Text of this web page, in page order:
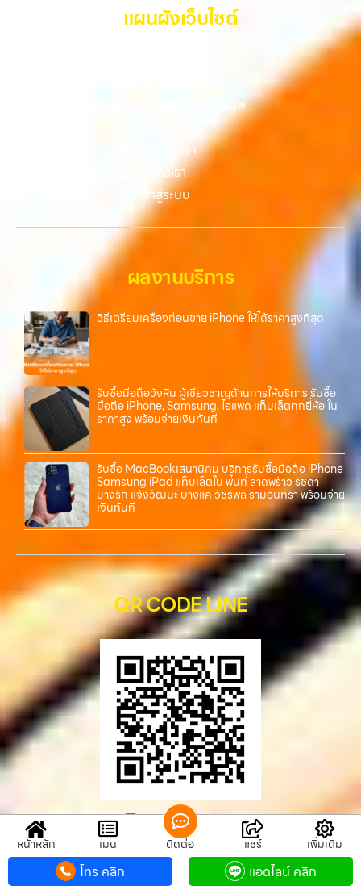
Samsung ทุกรุ่น, iPad และแท็บเล็ตทุกแบรนด์ เรารับถึงแม้จะอยู่ในสภาพ
ใช้งานแล้ว ตกแต่งแล้ว หรือมีรอยบ้าง เพราะมูลค่าของเครื่องไม่ได้ขึ้นอยู่แค่
ยี่ห้อ แต่ขึ้นอยู่กับสภาพจริง ความครบชุด และความสะดวกในการขายของ
คุณ เราจึงตั้งใจให้บริการในเขต ลาดพร้าว, รัชดา, บางรัก, แจ้งวัฒนะ,
บางแค, วัชรพล, รามอินทรา, บางนา, บางพลี, เกษตรนวมินทร์, เสนานิคม,
วังหิน อย่างเต็มที่ ไม่ว่าคุณจะค้นหาคำว่า “รับซื้อมือถือใกล้ฉัน”, “รับซื้อ
โทรศัพท์มือสองกรุงเทพ”, “ขาย iPad ได้ราคา”, “รับซื้อแท็บเล็ต กรุงเทพ
ถึงที่”, หรือ “รับซื้อ Samsung มือสอง ราคาสูง” — ที่นี่คือคำตอบ เพราะ
บริการของเรามุ่งตรงให้คุณได้รับราคาและความสะดวกสบายที่เหนือกว่า
เลือกเราแล้วคุณจะได้บริการที่คุณไว้วางใจ พร้อมทีมงานที่พร้อมอำนวย
ความสะดวก นัดรับถึงที่ ตรวจสภาพอย่างมืออาชีพ และจ่ายเงินทันที
ทั้งหมดนี้เพื่อให้การขายอุปกรณ์ของคุณเป็นเรื่องง่ายขึ้น ดีกว่า รวดเร็วกว่า
และคุ้มค่ากว่า ทำไมต้องเลือกเรา ผู้เชี่ยวชาญด้านการให้บริการ รับซื้อมือถือ
iPhone, Samsung, ไอแพด แท็บเล็ตทุกยี่ห้อ ในราคาสูง พร้อมจ่ายเงิน
ทันที โดยเน้นบริการในพื้นที่ ลาดพร้าว, รัชดา, บางรัก, แจ้งวัฒนะ, บางแค,
วัชรพล, รามอินทรา, รวมถึง บางนา, บางพลี, เกษตรนวมินทร์, เสนานิคม,
วังหินไม่ว่าคุณจะต้องการ รับซื้อโทรศัพท์, รับซื้อแมคบุค, รับซื้อโน๊ตบุ๊ค, รับ
ซื้อแท็บเล็ต, หรือบริการอื่นๆ เกี่ยวกับสินค้าไอที กรุงเทพฯ – เราพร้อมให้
บริการครบวงจร บริการของเรา…
แผนผังเว็บไซต์
Gallery รวมรูปภาพ
เกี่ยวกับเรา
ติดต่อเรา
เข้าสู่ระบบ
ผลงานบริการ
วิธีเตรียมเครื่องก่อนขาย iPhone ให้ได้ราคาสูงที่สุด
รับซื้อมือถือวังหิน ผู้เชี่ยวชาญด้านการให้บริการ รับซื้อ
มือถือ iPhone, Samsung, ไอแพด แท็บเล็ตทุกยี่ห้อ ใน
ราคาสูง พร้อมจ่ายเงินทันที
รับซื้อ MacBookเสนานิคม บริการรับซื้อมือถือ iPhone
Samsung iPad แท็บเล็ตใน พื้นที่ ลาดพร้าว รัชดา
บางรัก แจ้งวัฒนะ บางแค วัชรพล รามอินทรา พร้อมจ่าย
เงินทันที
QR CODE LINE
QR CODE LINE
รับซื้อขายมือถือ.com
หน้าหลัก เมนู ติดต่อ แชร์ เพิ่มเติม
โทร คลิก แอดไลน์ คลิก